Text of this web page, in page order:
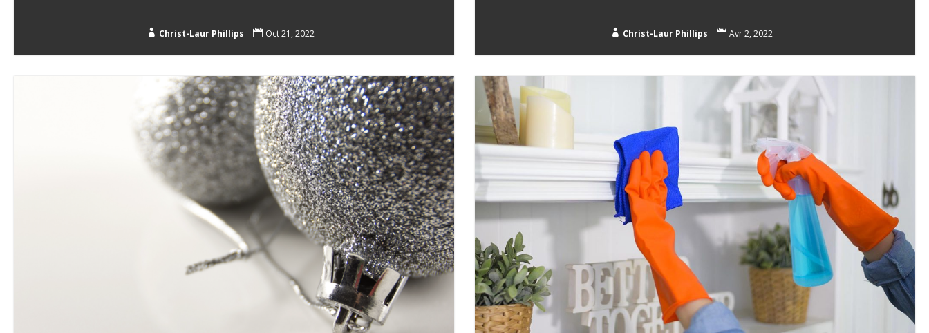
 Christ-Laur Phillips  Oct 21, 2022  Christ-Laur Phillips  Avr 2, 2022